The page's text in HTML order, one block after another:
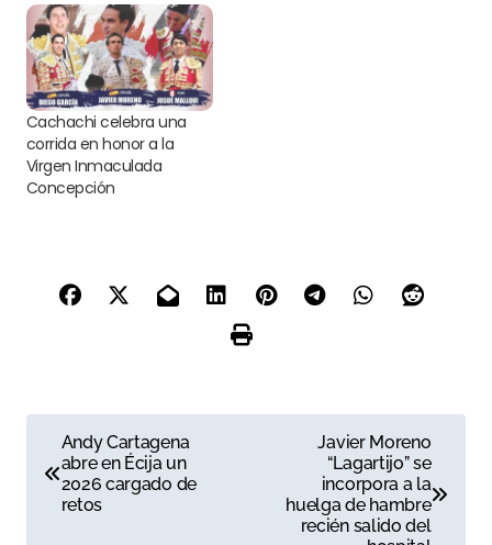
Cachachi celebra una
corrida en honor a la
Virgen Inmaculada
Concepción
a
Andy Cartagena
abre en Écija un
2026 cargado de
retos
Javier Moreno
“Lagartijo” se
incorpora a la
huelga de hambre
recién salido del